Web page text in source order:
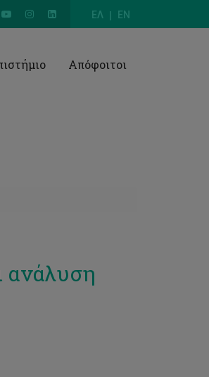
ΕΛ EN
Απόφοιτοι
ανάλυση